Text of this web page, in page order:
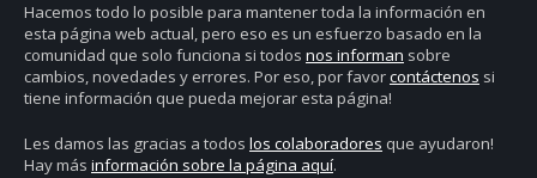
Hacemos todo lo posible para mantener toda la información en
esta página web actual, pero eso es un esfuerzo basado en la
comunidad que solo funciona si todos nos informan sobre
cambios, novedades y errores. Por eso, por favorcontáctenos si
tiene información que pueda mejorar esta página!
Les damos las gracias a todos los colaboradores que ayudaron!
Hay más información sobre la página aquí.